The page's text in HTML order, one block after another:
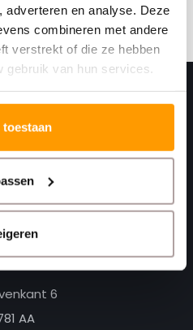
adverteren en analyse. Deze
combineren met andere
verstrekt of die ze hebben
van hun services.
Abonneer
een partner die met je
6
AA